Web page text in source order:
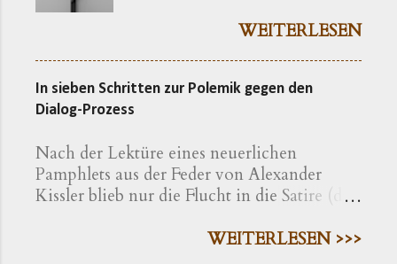
Der Vorgang gibt sich im
erkennen. Die »Ökumenische
Erklärung katholischer und
Hochschullehrer der Theologie
zum bayerischen Kreuzerlass am
1.6.2018« wird nachfolgend
»aus Bayern stammenden oder
WEITERLESEN
In sieben Schritten zur Polemik gegen den
Dialog-Prozess
Nach der Lektüre eines neuerlichen
Pamphlets aus der Feder von Alexander
Kissler blieb nur die Flucht in die Satire (die
beachten). Der folgende fiktive Text ist ein
WEITERLESEN >>>